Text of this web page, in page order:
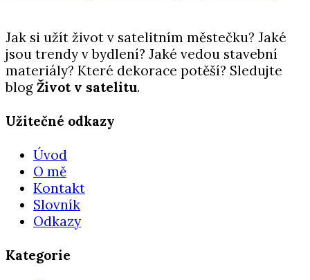
Jak si užít život v satelitním městečku? Jaké
jsou trendy v bydlení? Jaké vedou stavební
materiály? Které dekorace potěší? Sledujte
blog Život v satelitu.
Užitečné odkazy
Úvod
O mě
Kontakt
Slovník
Odkazy
Kategorie